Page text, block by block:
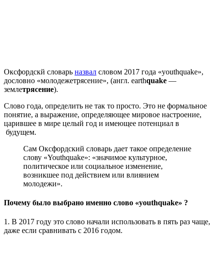
Оксфордскй словарь назвал словом 2017 года «youthquake»,
дословно «молодежетрясение», (англ. earthquake —
землетрясение).
Слово года, определить не так то просто. Это не формальное
понятие, а выражение, определяющее мировое настроение,
царившее в мире целый год и имеющее потенциал в
будущем.
Сам Оксфордский словарь дает такое определение
слову «Youthquake»: «значимое культурное,
политическое или социальное изменение,
возникшее под действием или влиянием
молодежи».
Почему было выбрано именно слово «youthquake» ?
1. В 2017 году это слово начали использовать в пять раз чаще,
даже если сравнивать с 2016 годом.